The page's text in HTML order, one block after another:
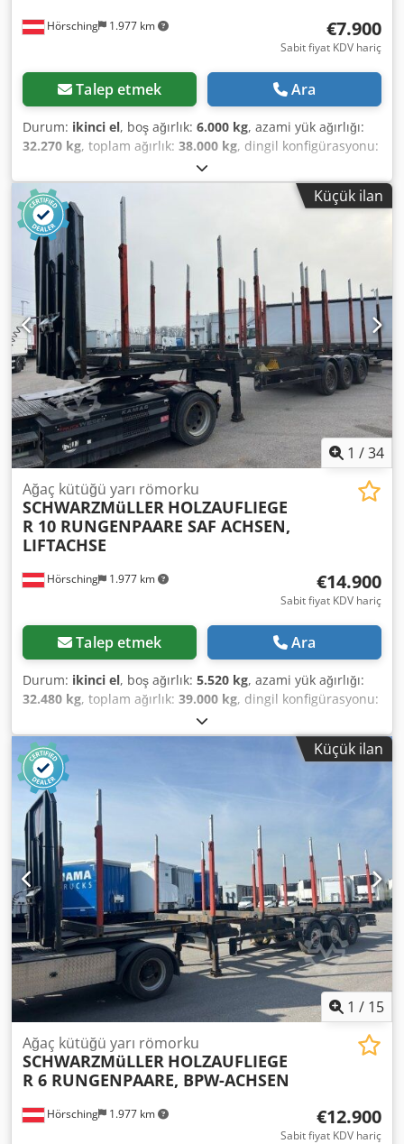
Hörsching 1.977 km €7.900
Sabit fiyat KDV hariç
Talep etmek Ara
Durum: ikinci el, boş ağırlık: 6.000 kg, azami yük ağırlığı:
32.270 kg, toplam ağırlık: 38.000 kg, dingil konfigürasyonu:
, süspansiyon:
boyutu:385/65 R22,5, Donanım:ABS, Schwarzmüller
timber semi-trailer, 3-axle | BPW axles with disc brakes |
Unladen weight 6,000 kg | Lift axle | Tyres: 385/65 R22.5
Subject to errors, input mistakes, and prior sale.
Credswdwp Djpfx Abzef
Küçük ilan
1 /34
Hörsching 1.977 km
Ağaç kütüğü yarı römorku
SCHWARZMüLLER HOLZAUFLIEGE
R 10 RUNGENPAARE SAF ACHSEN,
LIFTACHSE
€14.900
Sabit fiyat KDV hariç
Talep etmek Ara
Durum: ikinci el, boş ağırlık: 5.520 kg, azami yük ağırlığı:
32.480 kg, toplam ağırlık: 39.000 kg, dingil konfigürasyonu:
, bir sonraki muayene (TÜV):
08/2025, süspansiyon:hava, lastik boyutu:385/65 R22,5,
Donanım:
, Schwarzmüller 3 dingilli kereste treyleri |
Disk frenli SAF dingiller | Boş ağırlık: 5.520 kg | Yük
kapasitesi: 32.480 kg | Kaldırılabilir dingil | Lastikler:
385/65 R22,5 | 10 kütük dikmesi çifti | Hata, giriş hatası ve
ön satış hakkı saklıdır. Cjdpjx S N Ubefx Abzorf
Küçük ilan
1 / 15
Hörsching 1.977 km
Ağaç kütüğü yarı römorku
SCHWARZMüLLER HOLZAUFLIEGE
R 6 RUNGENPAARE, BPW-ACHSEN
€12.900
Sabit fiyat KDV hariç